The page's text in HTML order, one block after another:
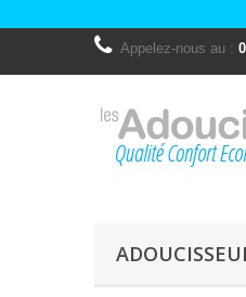
Appelez-nous au :